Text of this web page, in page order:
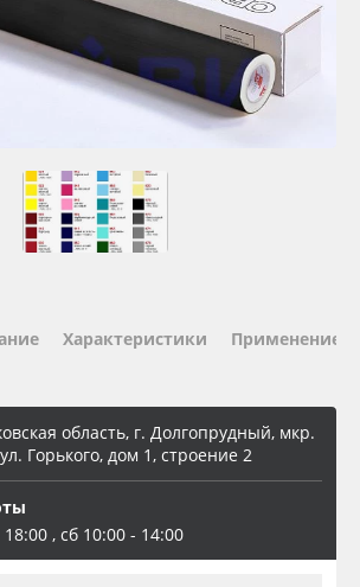
Характеристики Применение
область, г. Долгопрудный, мкр.
Горького, дом 1, строение 2
, сб 10:00 - 14:00